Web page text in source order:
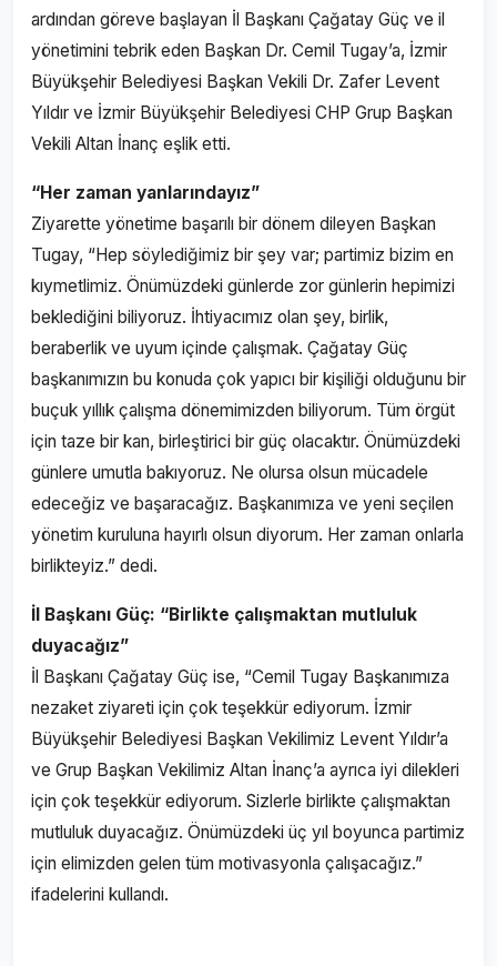
ardından göreve başlayan İl Başkanı Çağatay Güç ve il
yönetimini tebrik eden Başkan Dr. Cemil Tugay’a, İzmir
Büyükşehir Belediyesi Başkan Vekili Dr. Zafer Levent
Yıldır ve İzmir Büyükşehir Belediyesi CHP Grup Başkan
Vekili Altan İnanç eşlik etti.
“Her zaman yanlarındayız”
Ziyarette yönetime başarılı bir dönem dileyen Başkan
Tugay, “Hep söylediğimiz bir şey var; partimiz bizim en
kıymetlimiz. Önümüzdeki günlerde zor günlerin hepimizi
beklediğini biliyoruz. İhtiyacımız olan şey, birlik,
beraberlik ve uyum içinde çalışmak. Çağatay Güç
başkanımızın bu konuda çok yapıcı bir kişiliği olduğunu bir
buçuk yıllık çalışma dönemimizden biliyorum. Tüm örgüt
için taze bir kan, birleştirici bir güç olacaktır. Önümüzdeki
günlere umutla bakıyoruz. Ne olursa olsun mücadele
edeceğiz ve başaracağız. Başkanımıza ve yeni seçilen
yönetim kuruluna hayırlı olsun diyorum. Her zaman onlarla
birlikteyiz.” dedi.
İl Başkanı Güç: “Birlikte çalışmaktan mutluluk
duyacağız”
İl Başkanı Çağatay Güç ise, “Cemil Tugay Başkanımıza
nezaket ziyareti için çok teşekkür ediyorum. İzmir
Büyükşehir Belediyesi Başkan Vekilimiz Levent Yıldır’a
ve Grup Başkan Vekilimiz Altan İnanç’a ayrıca iyi dilekleri
için çok teşekkür ediyorum. Sizlerle birlikte çalışmaktan
mutluluk duyacağız. Önümüzdeki üç yıl boyunca partimiz
için elimizden gelen tüm motivasyonla çalışacağız.”
ifadelerini kullandı.